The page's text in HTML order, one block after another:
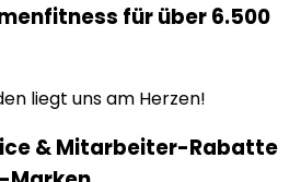
für über 6.500
liegt uns am Herzen!
& Mitarbeiter-Rabatte